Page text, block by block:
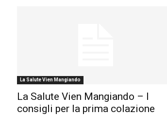
La Salute Vien Mangiando
La Salute Vien Mangiando – I
consigli per la prima colazione